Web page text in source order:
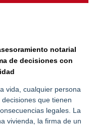
notarial
de decisiones con
vida, cualquier persona
que tienen
legales. La
vivienda, la firma de un